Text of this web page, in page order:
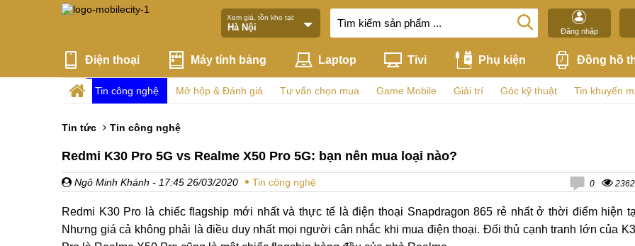
Xem giá, tồn kho tại:
Đăng nhập
Điện thoại Máy tính bảng Laptop Tivi Phụ kiện Đồng hồ
Tin công nghệ Mở hộp & Đánh giá Tư vấn chọn mua Game Mobile Giải trí Góc kỹ thuật Tin khuyến
Tin tức Tin công nghệ
Redmi K30 Pro 5G vs Realme X50 Pro 5G: bạn nên mua loại nào?
Ngô Minh Khánh - 17:45 26/03/2020 Tin công nghệ 0 2362
Redmi K30 Pro là chiếc flagship mới nhất và thực tế là điện thoại Snapdragon 865 rẻ nhất ở thời điểm hiện
Nhưng giá cả không phải là điều duy nhất mọi người cân nhắc khi mua điện thoại. Đối thủ cạnh tranh lớn của